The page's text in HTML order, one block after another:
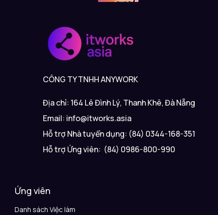
CÔNG TY TNHH ANYWORK
Địa chỉ: 164 Lê Đình Lý, Thanh Khê, Đà Nẵng
Email: info@itworks.asia
Hỗ trợ Nhà tuyển dụng: (84) 0344-168-351
Hỗ trợ Ứng viên: (84) 0986-800-990
Ứng viên
Danh sách Việc làm